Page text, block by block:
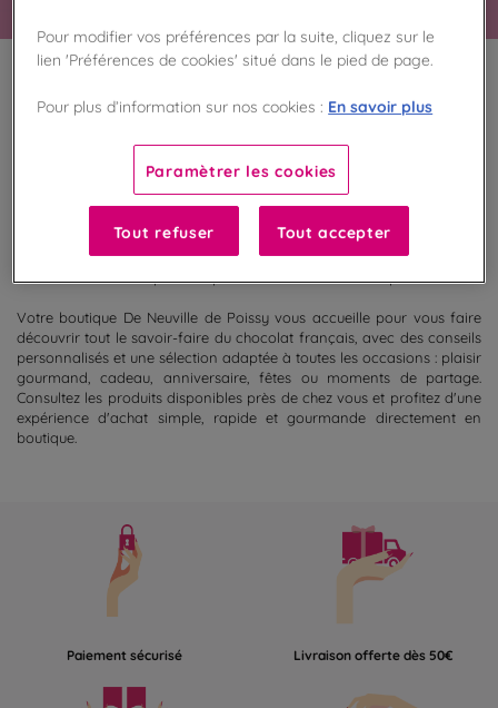
100
Fabriqué en France
Découvrez la sélection de chocolats actuellement disponibles dans
votre boutique De Neuville de Poissy. Retrouvez en magasin nos
créations gourmandes prêtes à être dégustées ou offertes. Grâce à
la consultation des disponibilités, préparez votre visite et assurez-
Votre boutique De Neuville de Poissy vous accueille pour vous faire
découvrir tout le savoir-faire du chocolat français, avec des conseils
personnalisés et une sélection adaptée à toutes les occasions : plaisir
gourmand, cadeau, anniversaire, fêtes ou moments de partage.
Consultez les produits disponibles près de chez vous et profitez d'une
expérience d'achat simple, rapide et gourmande directement en
boutique.
Paiement sécurisé Livraison offerte dès 50€
Pour modifier vos préférences par la suite, cliquez sur le
lien 'Préférences de cookies' situé dans le pied de page.
Pour plus d’information sur nos cookies : En savoir plus
Paramètrer les cookies
Tout refuser Tout accepter